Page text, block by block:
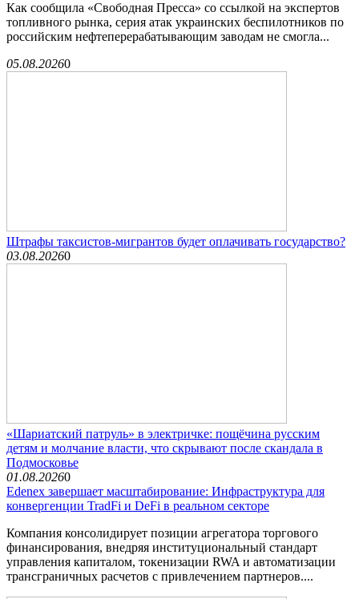
Как сообщила «Свободная Пресса» со ссылкой на экспертов
топливного рынка, серия атак украинских беспилотников по
российским нефтеперерабатывающим заводам не смогла...
05.08.20260
Штрафы таксистов-мигрантов будет оплачивать государство?
03.08.20260
«Шариатский патруль» в электричке: пощёчина русским
детям и молчание власти, что скрывают после скандала в
Подмосковье
01.08.20260
Edenex завершает масштабирование: Инфраструктура для
конвергенции TradFi и DeFi в реальном секторе
Компания консолидирует позиции агрегатора торгового
финансирования, внедряя институциональный стандарт
управления капиталом, токенизации RWA и автоматизации
трансграничных расчетов с привлечением партнеров....